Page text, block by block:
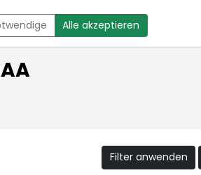
CHARTTOOL
Filter anwenden
Alle akzeptieren